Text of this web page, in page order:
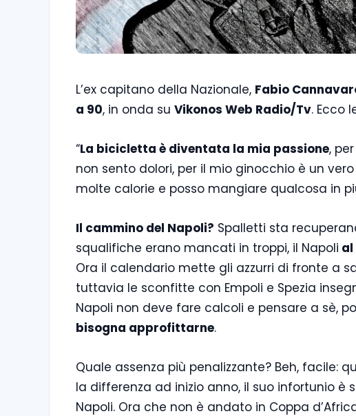
L’ex capitano della Nazionale, Fabio
a 90, in onda su Vikonos Web Radio/Tv. Ecco
“La bicicletta è diventata la mia passione,
non sento dolori, per il mio ginocchio è un
molte calorie e posso mangiare qualcosa in
Il cammino del Napoli? Spalletti sta
squalifiche erano mancati in troppi, il Napoli al
Ora il calendario mette gli azzurri di fronte a
tuttavia le sconfitte con Empoli e Spezia
Napoli non deve fare calcoli e pensare a sè,
bisogna approfittarne.
Quale assenza più penalizzante? Beh, facile:
la differenza ad inizio anno, il suo infortunio
Napoli. Ora che non è andato in Coppa